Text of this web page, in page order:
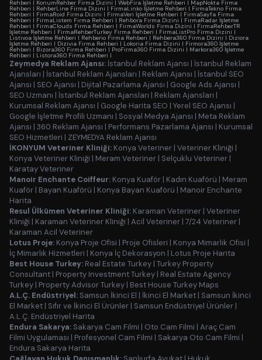
Rehberi | KonumRehber Firma Dizini | WebFira İşletme Rehberi | MapNokta Firma
Rehberi | RehberLine Firma Dizini | FirmaLinko İşletme Rehberi | FirmaTekno Firma
Rehberi | FirmaRoid Firma Dizini | FirmaVeri İşletme Rehberi | FirmaSayfa Firma
Rehberi | FirmaListem Firma Rehberi | Rehbora Firma Dizini | FirmaRadar İşletme
Rehberi | FirmaClouds Firma Rehberi | FirmaWorlds Firma Dizini | FirmaRehberTR
İşletme Rehberi | FirmaRehberTurkey Firma Rehberi | FirmaListPro Firma Dizini |
Listivoa İşletme Rehberi | Rehberio Firma Rehberi | Rehbera360 Firma Dizini | Diziora
İşletme Rehberi | Dizivia Firma Rehberi | Lokoria Firma Dizini | Firmora360 İşletme
Rehberi | Bizora360 Firma Rehberi | ProFirma360 Firma Dizini | Markora360 İşletme
Rehberi | Listora360 Firma Rehberi |
Zeymedya Reklam Ajansı: İstanbul Reklam Ajansı | İstanbul Reklam
Ajansları | İstanbul Reklam Ajansları | Reklam Ajansı | İstanbul SEO
Ajansı | SEO Ajansı | Dijital Pazarlama Ajansı | Google Ads Ajansı |
SEO Uzmanı | İstanbul Reklam Ajansları | Reklam Ajansları |
Kurumsal Reklam Ajansı | Google Harita SEO | Yerel SEO Ajansı |
Google İşletme Profili Uzmanı | Sosyal Medya Ajansı | Meta Reklam
Ajansı | 360 Reklam Ajansı | Performans Pazarlama Ajansı | Kurumsal
SEO Hizmetleri | ZEYMEDYA Reklam Ajansı
İKONYUM Veteriner Kliniği: Konya Veteriner | Veteriner Kliniği |
Konya Veteriner Kliniği | Meram Veteriner | Selçuklu Veteriner |
Karatay Veteriner
Manoir Enchante Coiffeur: Konya Kuaför | Kadın Kuaförü | Meram
Kuaför | Bayan Kuaförü | Konya Bayan Kuaförü | Manoir Enchante
Harita
Resul Ülkümen Veteriner Kliniği: Karaman Veteriner | Veteriner
Kliniği | Karaman Veteriner Kliniği | Acil Veteriner | 7/24 Veteriner |
Karaman Acil Veteriner
Lotus Proje: Konya Proje Ofisi | Proje Ofisleri | Konya Mimarlık Ofisi |
İç Mimarlık Hizmetleri | Konya İç Dekorasyon | Lotus Proje Harita
Best House Turkey: Real Estate Turkey | Turkey Property
Consultant | Property Investment Turkey | Real Estate Agency
Turkey | Property Advisor Turkey | Best House Turkey Maps
A.L.Ç. Endüstriyel: Samsun İkinci El | İkinci El Market | Samsun İkinci
El Market | Sıfır ve İkinci El Ürünler | Samsun Endüstriyel Ürünler |
A.L.Ç. Endüstriyel Harita
Endura Sakarya: Sakarya Cam Filmi | Oto Cam Filmi | Araç Cam
Filmi Uygulaması | Profesyonel Cam Filmi | Sakarya Oto Cam Filmi |
Endura Sakarya Harita